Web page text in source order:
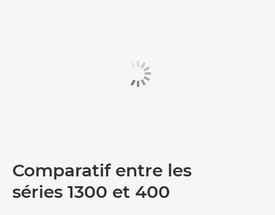
Comparatif entre les
séries 1300 et 400